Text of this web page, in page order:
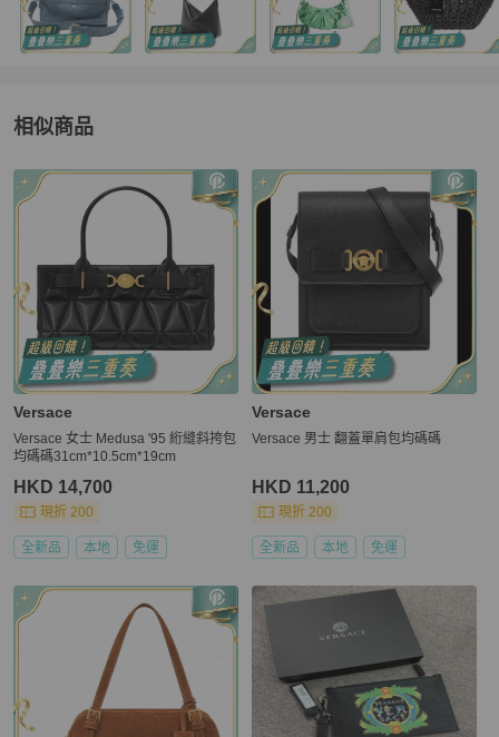
相似商品
更多相似Versace女包推薦精品
Versace
Versace 女士 Medusa '95 絎縫斜挎包
均碼碼31cm*10.5cm*19cm
HKD 14,700
現折 200
全新品 本地 免運
Versace
Versace 男士 翻蓋單肩包均碼碼
HKD 11,200
現折 200
全新品 本地 免運